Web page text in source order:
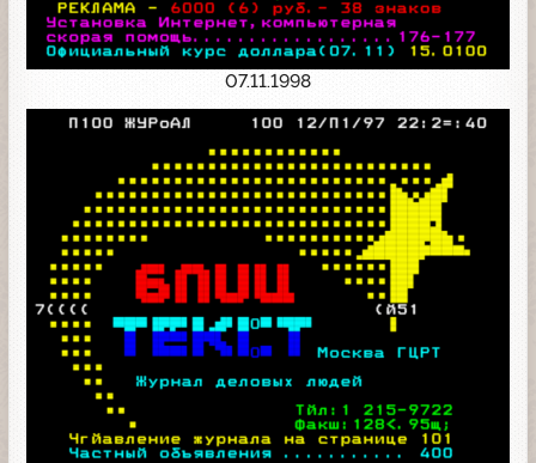
07.11.1998